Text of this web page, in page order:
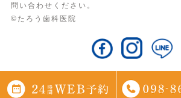
問い合わせください。
©たろう歯科医院